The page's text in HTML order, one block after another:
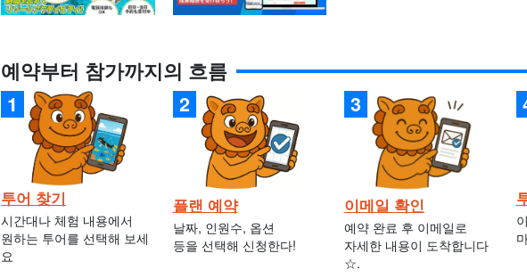
예약부터 참가까지의 흐름
투어 찾기
시간대나 체험 내용에서
원하는 투어를 선택해 보세
요
플랜 예약
날짜, 인원수, 옵션
등을 선택해 신청한다!
이메일 확인
예약 완료 후 이메일로
자세한 내용이 도착합니다
☆.